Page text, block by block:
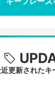
更新されたキ